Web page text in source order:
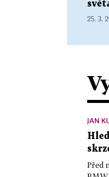
25. 3.
JAN
Před